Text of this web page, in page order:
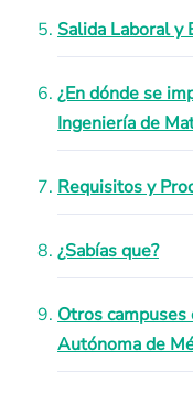
Salida Laboral y
¿En dónde se
Ingeniería de
Requisitos y
¿Sabías que?
Otros
Autónoma de